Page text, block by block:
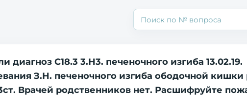
С18.3 3.Н3. печеночного изгиба 13.02.19.
З.Н. печеночного изгиба ободочной кишки
Врачей родственников нет. Расшифруйте